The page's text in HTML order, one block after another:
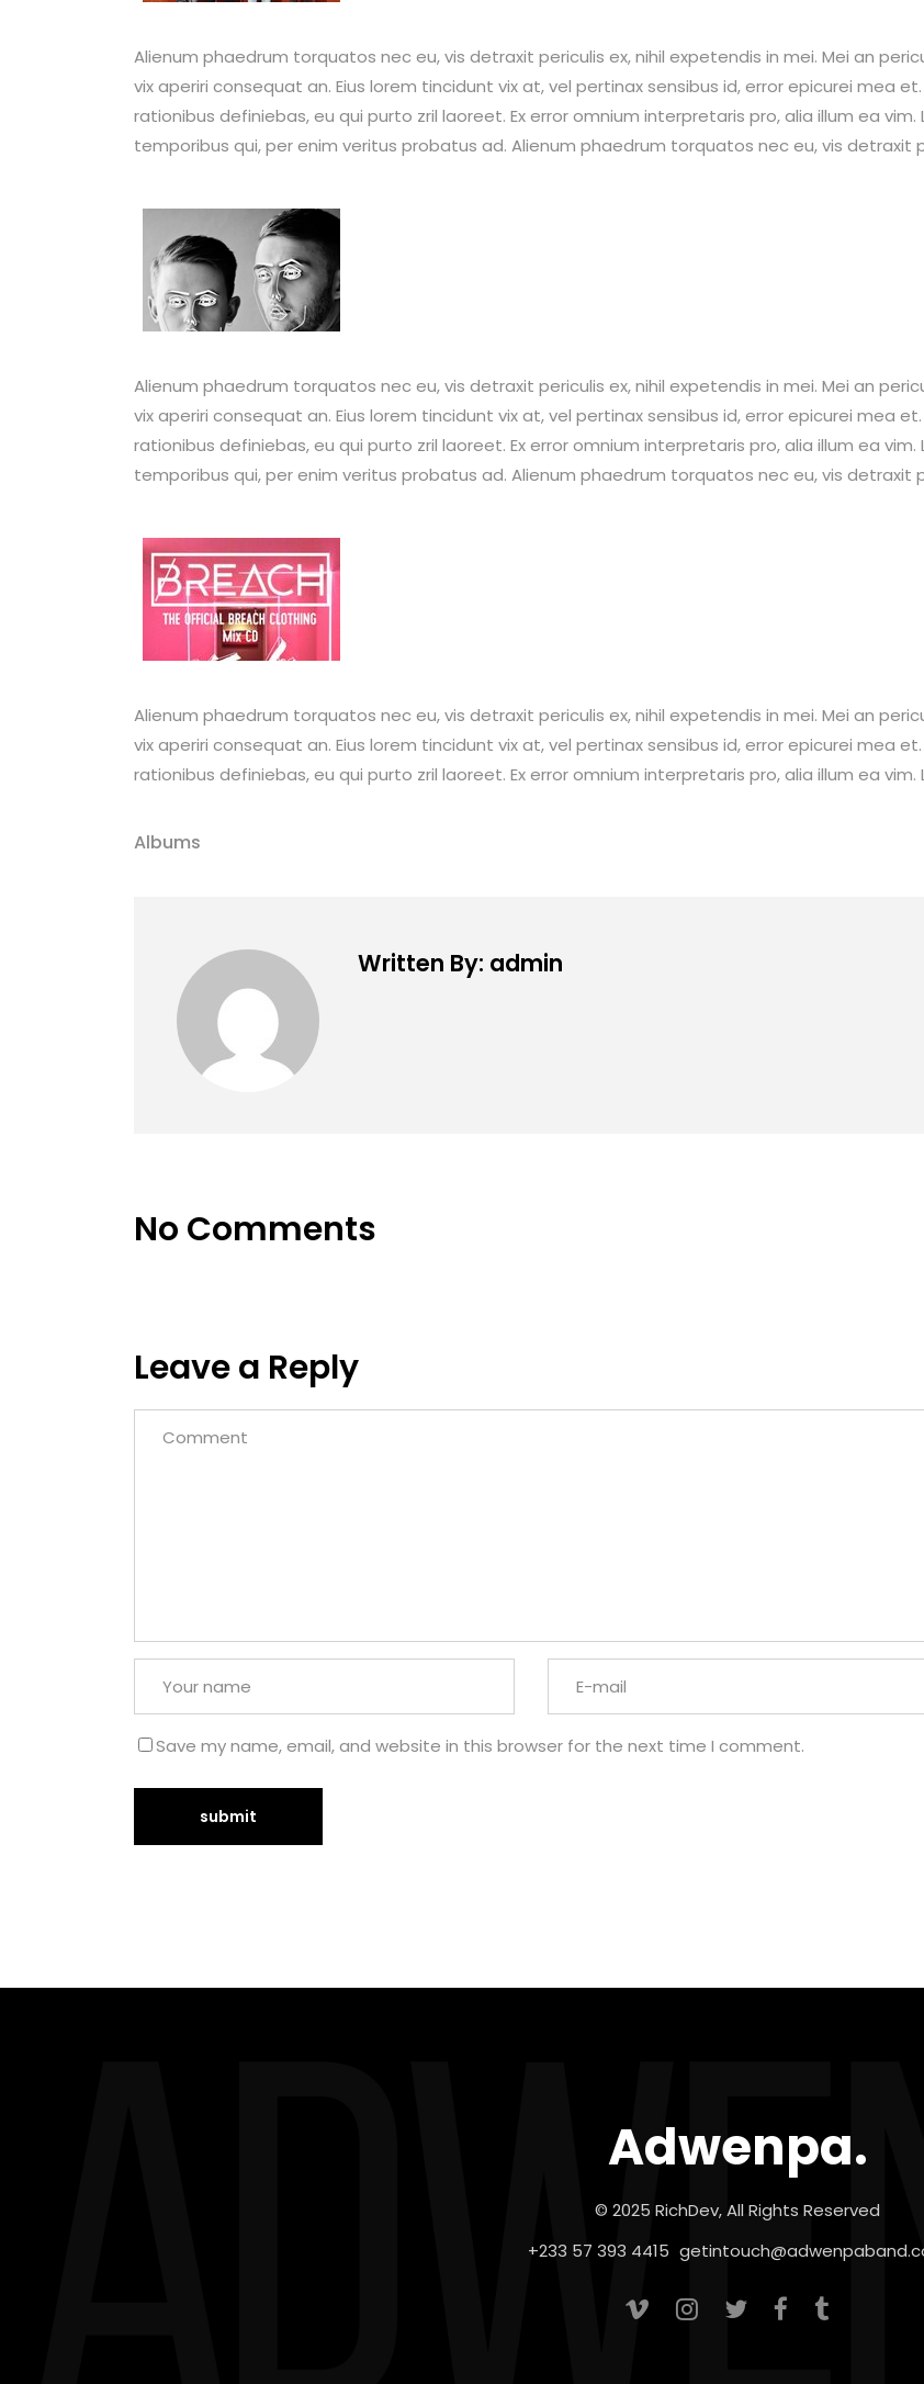
Alienum phaedrum torquatos nec eu, vis detraxit periculis ex, nihil expetendis in mei. Mei an
vix aperiri consequat an. Eius lorem tincidunt vix at, vel pertinax sensibus id, error epicurei mea
rationibus definiebas, eu qui purto zril laoreet. Ex error omnium interpretaris pro, alia illum ea
temporibus qui, per enim veritus probatus ad. Alienum phaedrum torquatos nec eu, vis detraxit
Alienum phaedrum torquatos nec eu, vis detraxit periculis ex, nihil expetendis in mei. Mei an
vix aperiri consequat an. Eius lorem tincidunt vix at, vel pertinax sensibus id, error epicurei mea
rationibus definiebas, eu qui purto zril laoreet. Ex error omnium interpretaris pro, alia illum ea
temporibus qui, per enim veritus probatus ad. Alienum phaedrum torquatos nec eu, vis detraxit
Alienum phaedrum torquatos nec eu, vis detraxit periculis ex, nihil expetendis in mei. Mei an
vix aperiri consequat an. Eius lorem tincidunt vix at, vel pertinax sensibus id, error epicurei mea
rationibus definiebas, eu qui purto zril laoreet. Ex error omnium interpretaris pro, alia illum ea
Albums
Written By: admin
No Comments
Leave a Reply
Save my name, email, and website in this browser for the next time I comment.
Adwenpa.
© 2025 RichDev, All Rights Reserved
+233 57 393 4415